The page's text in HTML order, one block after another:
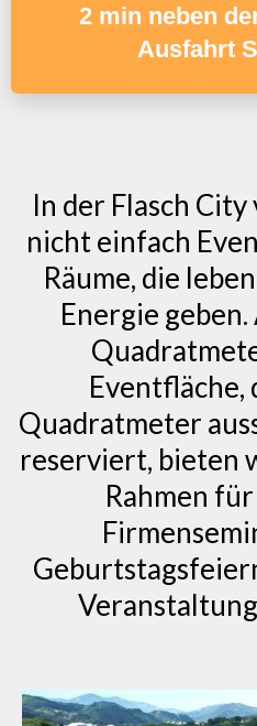
2 min neben
Ausfahrt
In der Flasch
nicht einfach
Räume, die
Energie
Eventfläche,
Quadratmeter
reserviert, bieten
Rahmen